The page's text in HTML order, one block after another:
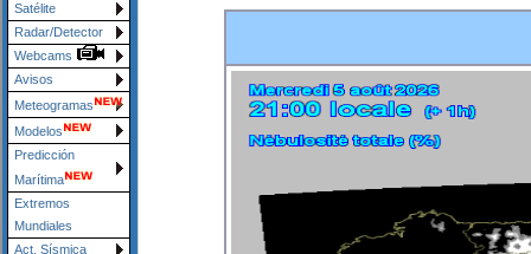
Satélite
Radar/Detector
Webcams
Avisos
Meteogramas
Modelos
Predicción
Marítima
Extremos
Mundiales
Act. Sísmica